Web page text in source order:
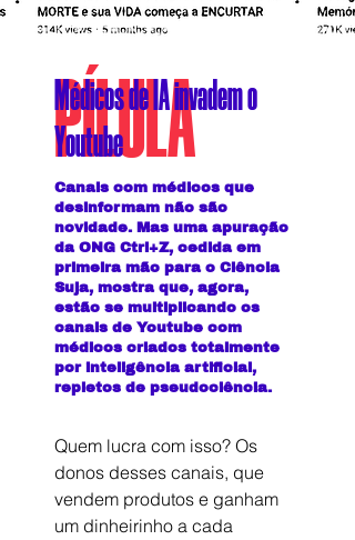
PÍLULA
Médicos de IA invadem o
Youtube
Canais com médicos que
desinformam não são
novidade. Mas uma apuração
da ONG Ctrl+Z, cedida em
primeira mão para o Ciência
Suja, mostra que, agora,
estão se multiplicando os
canais de Youtube com
médicos criados totalmente
por inteligência artificial,
repletos de pseudociência.
Quem lucra com isso? Os
donos desses canais, que
vendem produtos e ganham
um dinheirinho a cada